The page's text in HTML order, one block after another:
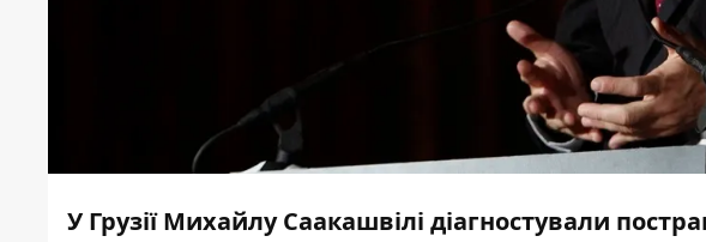
У Грузії Михайлу Саакашвілі діагностували